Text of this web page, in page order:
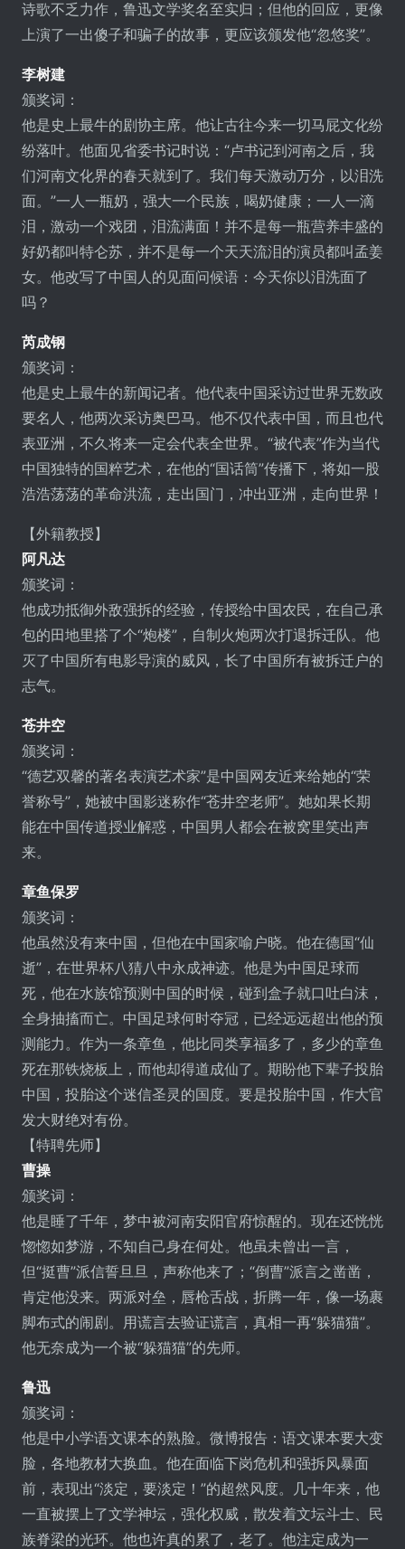
诗歌不乏力作，鲁迅文学奖名至实归；但他的回应，更像
上演了一出傻子和骗子的故事，更应该颁发他“忽悠奖”。
李树建
颁奖词：
他是史上最牛的剧协主席。他让古往今来一切马屁文化纷
纷落叶。他面见省委书记时说：“卢书记到河南之后，我
们河南文化界的春天就到了。我们每天激动万分，以泪洗
面。”一人一瓶奶，强大一个民族，喝奶健康；一人一滴
泪，激动一个戏团，泪流满面！并不是每一瓶营养丰盛的
好奶都叫特仑苏，并不是每一个天天流泪的演员都叫孟姜
女。他改写了中国人的见面问候语：今天你以泪洗面了
吗？
芮成钢
颁奖词：
他是史上最牛的新闻记者。他代表中国采访过世界无数政
要名人，他两次采访奥巴马。他不仅代表中国，而且也代
表亚洲，不久将来一定会代表全世界。“被代表”作为当代
中国独特的国粹艺术，在他的“国话筒”传播下，将如一股
浩浩荡荡的革命洪流，走出国门，冲出亚洲，走向世界！
【外籍教授】
阿凡达
颁奖词：
他成功抵御外敌强拆的经验，传授给中国农民，在自己承
包的田地里搭了个“炮楼”，自制火炮两次打退拆迁队。他
灭了中国所有电影导演的威风，长了中国所有被拆迁户的
志气。
苍井空
颁奖词：
“德艺双馨的著名表演艺术家”是中国网友近来给她的“荣
誉称号”，她被中国影迷称作“苍井空老师”。她如果长期
能在中国传道授业解惑，中国男人都会在被窝里笑出声
来。
章鱼保罗
颁奖词：
他虽然没有来中国，但他在中国家喻户晓。他在德国“仙
逝”，在世界杯八猜八中永成神迹。他是为中国足球而
死，他在水族馆预测中国的时候，碰到盒子就口吐白沫，
全身抽搐而亡。中国足球何时夺冠，已经远远超出他的预
测能力。作为一条章鱼，他比同类享福多了，多少的章鱼
死在那铁烧板上，而他却得道成仙了。期盼他下辈子投胎
中国，投胎这个迷信圣灵的国度。要是投胎中国，作大官
发大财绝对有份。
【特聘先师】
曹操
颁奖词：
他是睡了千年，梦中被河南安阳官府惊醒的。现在还恍恍
惚惚如梦游，不知自己身在何处。他虽未曾出一言，
但“挺曹”派信誓旦旦，声称他来了；“倒曹”派言之凿凿，
肯定他没来。两派对垒，唇枪舌战，折腾一年，像一场裹
脚布式的闹剧。用谎言去验证谎言，真相一再“躲猫猫”。
他无奈成为一个被“躲猫猫”的先师。
鲁迅
颁奖词：
他是中小学语文课本的熟脸。微博报告：语文课本要大变
脸，各地教材大换血。他在面临下岗危机和强拆风暴面
前，表现出“淡定，要淡定！”的超然风度。几十年来，他
一直被摆上了文学神坛，强化权威，散发着文坛斗士、民
族脊梁的光环。他也许真的累了，老了。他注定成为一